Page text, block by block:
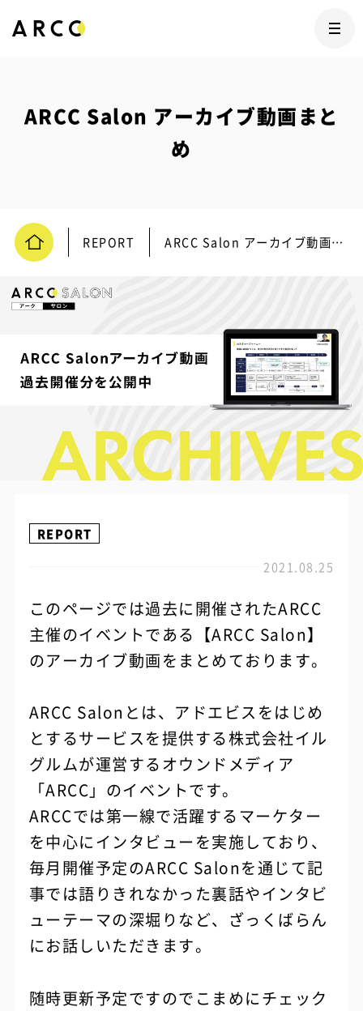
ARCC Salon アーカイブ動画まと
め
REPORT ARCC Salon アーカイブ動画まとめ
REPORT
2021.08.25
このページでは過去に開催されたARCC
主催のイベントである【ARCC Salon】
のアーカイブ動画をまとめております。
ARCC Salonとは、アドエビスをはじめ
とするサービスを提供する株式会社イル
グルムが運営するオウンドメディア
「ARCC」のイベントです。
ARCCでは第一線で活躍するマーケター
を中心にインタビューを実施しており、
毎月開催予定のARCC Salonを通じて記
事では語りきれなかった裏話やインタビ
ューテーマの深堀りなど、ざっくばらん
にお話しいただきます。
随時更新予定ですのでこまめにチェック